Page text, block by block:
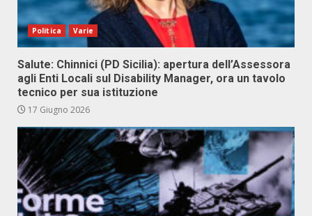
Politica Varie
Salute: Chinnici (PD Sicilia): apertura dell’Assessora
agli Enti Locali sul Disability Manager, ora un tavolo
tecnico per sua istituzione
17 Giugno 2026